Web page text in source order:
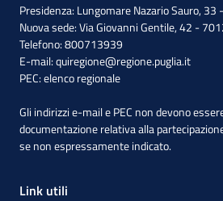
Presidenza: Lungomare Nazario Sauro,
Nuova sede: Via Giovanni Gentile, 42 -
Telefono: 800713939
E-mail:quiregione@regione.puglia.it
PEC:elenco regionale
Gli indirizzi e-mail e PEC non devono
documentazione relativa alla
se non espressamente indicato.
Link utili